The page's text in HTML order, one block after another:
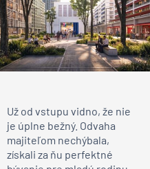
Už od vstupu vidno, že nie
je úplne bežný. Odvaha
majiteľom nechýbala,
získali za ňu perfektné